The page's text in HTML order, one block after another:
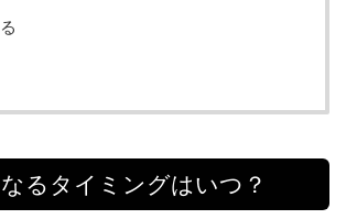
るタイミングはいつ？